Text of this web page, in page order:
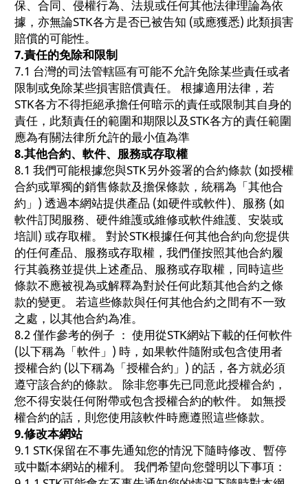
保、合同、侵權行為、法規或任何其他法律理論為依
據，亦無論STK各方是否已被告知 (或應獲悉) 此類損害
賠償的可能性。
7.責任的免除和限制
7.1 台灣的司法管轄區有可能不允許免除某些責任或者
限制或免除某些損害賠償責任。 根據適用法律，若
STK各方不得拒絕承擔任何暗示的責任或限制其自身的
責任，此類責任的範圍和期限以及STK各方的責任範圍
應為有關法律所允許的最小值為準
8.其他合約、軟件、服務或存取權
8.1 我們可能根據您與STK另外簽署的合約條款 (如授權
合約或單獨的銷售條款及擔保條款，統稱為「其他合
約」) 透過本網站提供產品 (如硬件或軟件)、服務 (如
軟件訂閱服務、硬件維護或維修或軟件維護、安裝或
培訓) 或存取權。 對於STK根據任何其他合約向您提供
的任何產品、服務或存取權，我們僅按照其他合約履
行其義務並提供上述產品、服務或存取權，同時這些
條款不應被視為或解釋為對於任何此類其他合約之條
款的變更。 若這些條款與任何其他合約之間有不一致
之處，以其他合約為准。
8.2 僅作參考的例子 ： 使用從STK網站下載的任何軟件
(以下稱為「軟件」) 時，如果軟件隨附或包含使用者
授權合約 (以下稱為「授權合約」) 的話，各方就必須
遵守該合約的條款。 除非您事先已同意此授權合約，
您不得安裝任何附帶或包含授權合約的軟件。 如無授
權合約的話，則您使用該軟件時應遵照這些條款。
9.修改本網站
9.1 STK保留在不事先通知您的情況下隨時修改、暫停
或中斷本網站的權利。 我們希望向您聲明以下事項：